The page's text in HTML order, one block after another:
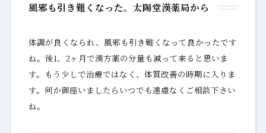
風邪も引き難くなった。太陽堂漢薬局から
体調が良くなられ、風邪も引き難くなって良かったです
ね。後1、2ヶ月で漢方薬の分量も減って来ると思いま
す。もう少しで治療ではなく、体質改善の時期に入りま
す。何か御座いましたらいつでも遠慮なくご相談下さい
ね。